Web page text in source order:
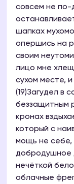
совсем не по-
шапках
опершись на
своим
лицо мне
сухом месте, и
(19)Загудел в
беззащитным
кронах
который с
мощь не себе,
добродушное
нечёткой
облачные